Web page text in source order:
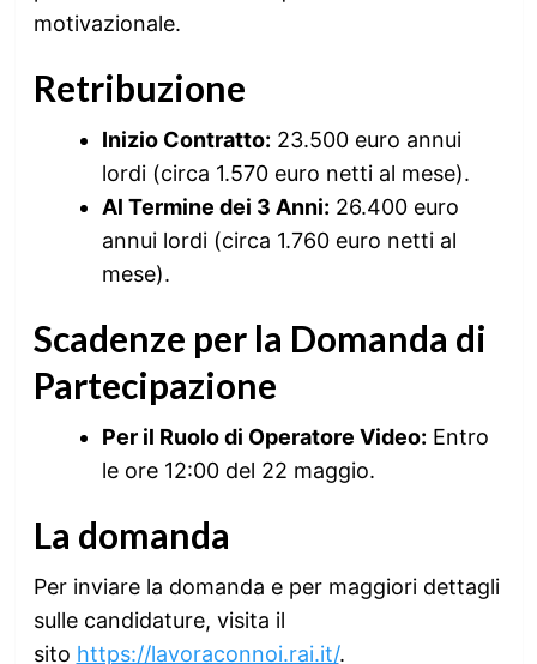
motivazionale.
Retribuzione
Inizio Contratto: 23.500 euro annui
lordi (circa 1.570 euro netti al mese).
Al Termine dei 3 Anni: 26.400 euro
annui lordi (circa 1.760 euro netti al
mese).
Scadenze per la Domanda di
Partecipazione
Per il Ruolo di Operatore Video: Entro
le ore 12:00 del 22 maggio.
La domanda
Per inviare la domanda e per maggiori dettagli
sulle candidature, visita il
sito https://lavoraconnoi.rai.it/.